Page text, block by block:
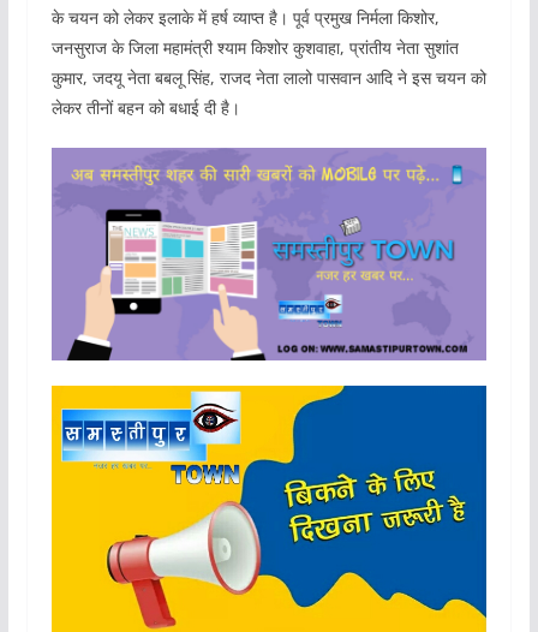
के चयन को लेकर इलाके में हर्ष व्याप्त है। पूर्व प्रमुख निर्मला किशोर,
जनसुराज के जिला महामंत्री श्याम किशोर कुशवाहा, प्रांतीय नेता सुशांत
कुमार, जदयू नेता बबलू सिंह, राजद नेता लालो पासवान आदि ने इस चयन को
लेकर तीनों बहन को बधाई दी है।